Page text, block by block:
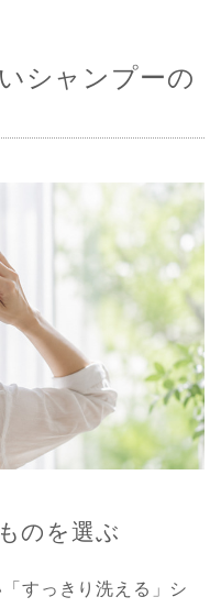
シャンプーの
のを選ぶ
すっきり洗える」シ